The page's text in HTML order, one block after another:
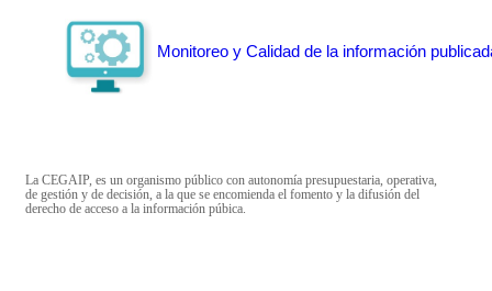
Monitoreo y Calidad de la información
La CEGAIP, es un organismo público con autonomía presupuestaria, operativa,
de gestión y de decisión, a la que se encomienda el fomento y la difusión del
derecho de acceso a la información púbica.